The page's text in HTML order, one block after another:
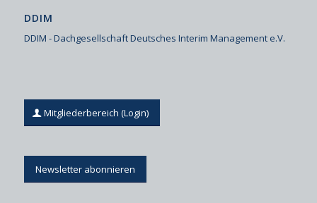
DDIM
DDIM - Dachgesellschaft Deutsches Interim Management e.V.
Mitgliederbereich (Login)
Newsletter abonnieren